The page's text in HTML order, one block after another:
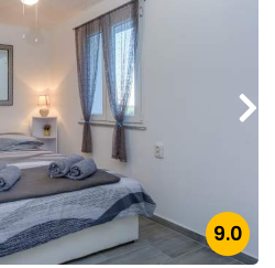
9.0